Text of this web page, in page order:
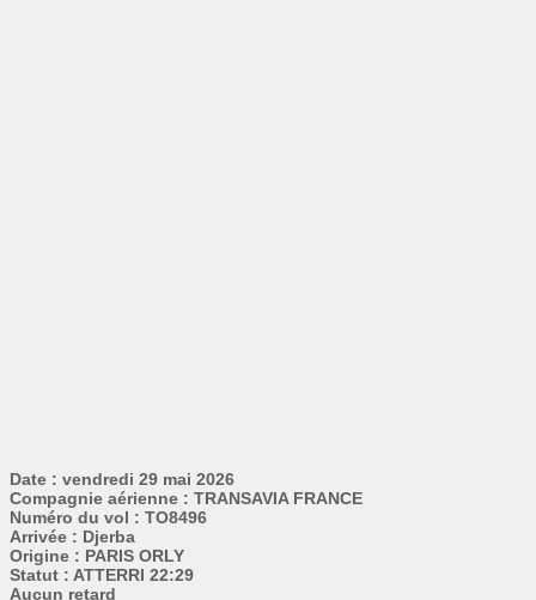
Date : vendredi 29 mai 2026
Compagnie aérienne : TRANSAVIA FRANCE
Numéro du vol : TO8496
Arrivée : Djerba
Origine : PARIS ORLY
Statut : ATTERRI 22:29
Aucun retard